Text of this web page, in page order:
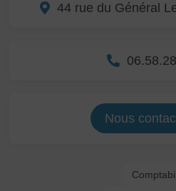
44 rue du Général
Nous